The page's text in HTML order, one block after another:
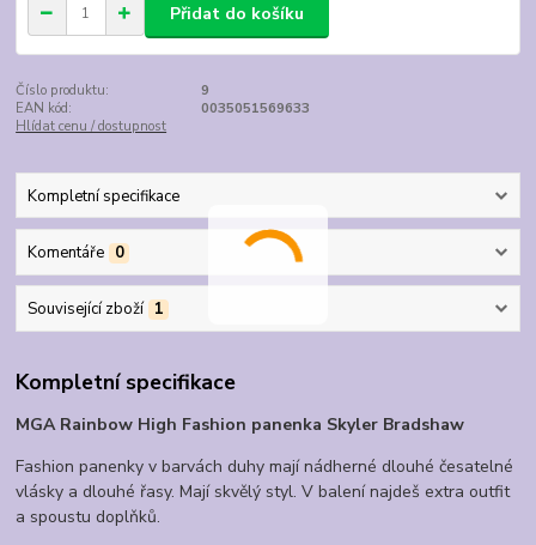
Přidat do košíku
Číslo produktu:
9
EAN kód:
0035051569633
Hlídat cenu / dostupnost
Kompletní specifikace
Komentáře 0
Související zboží 1
Kompletní specifikace
MGA Rainbow High Fashion panenka Skyler Bradshaw
Fashion panenky v barvách duhy mají nádherné dlouhé česatelné
vlásky a dlouhé řasy. Mají skvělý styl. V balení najdeš extra outfit
a spoustu doplňků.